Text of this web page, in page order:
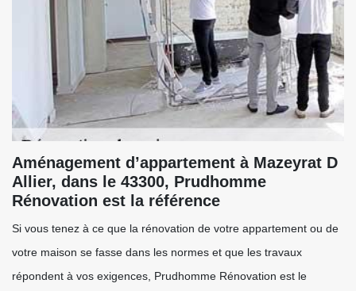
Aménagement d’appartement à Mazeyrat D
Allier, dans le 43300, Prudhomme
Rénovation est la référence
Si vous tenez à ce que la rénovation de votre appartement ou de
votre maison se fasse dans les normes et que les travaux
répondent à vos exigences, Prudhomme Rénovation est le